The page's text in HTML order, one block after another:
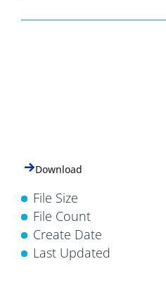
Download
File Size
File Count
Create Date
Last Updated